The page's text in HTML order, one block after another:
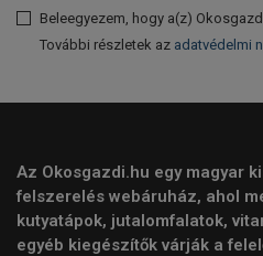
Beleegyezem, hogy a(z)
További részletek az adatvédelmi
Az Okosgazdi.hu egy magyar
felszerelés webáruház, ahol
kutyatápok, jutalomfalatok,
egyéb kiegészítők várják a